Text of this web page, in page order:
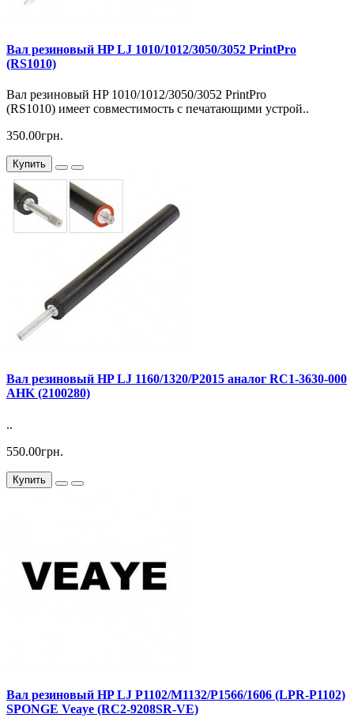
Вал резиновый HP LJ 1010/1012/3050/3052 PrintPro
(RS1010)
Вал резиновый HP 1010/1012/3050/3052 PrintPro
(RS1010) имеет совместимость с печатающими устрой..
350.00грн.
Купить
Вал резиновый HP LJ 1160/1320/P2015 аналог RC1-3630-000
AHK (2100280)
..
550.00грн.
Купить
Вал резиновый HP LJ P1102/M1132/P1566/1606 (LPR-P1102)
SPONGE Veaye (RC2-9208SR-VE)